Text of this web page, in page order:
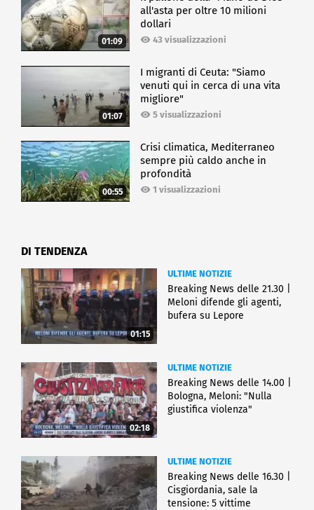
01:09
all'asta per oltre 10 milioni
dollari
43 visualizzazioni
01:07
I migranti di Ceuta: "Siamo
venuti qui in cerca di una vita
migliore"
5 visualizzazioni
00:55
Crisi climatica, Mediterraneo
sempre più caldo anche in
profondità
1 visualizzazioni
DI TENDENZA
01:15
ULTIME NOTIZIE
Breaking News delle 21.30 |
Meloni difende gli agenti,
bufera su Lepore
02:18
ULTIME NOTIZIE
Breaking News delle 14.00 |
Bologna, Meloni: "Nulla
giustifica violenza"
ULTIME NOTIZIE
Breaking News delle 16.30 |
Cisgiordania, sale la
tensione: 5 vittime